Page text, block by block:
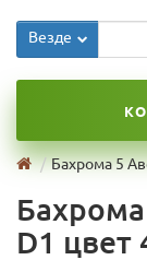
Везде
Бахрома 5
D1 цвет